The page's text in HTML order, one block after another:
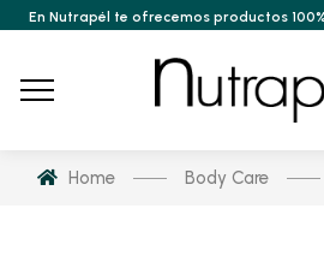
En Nutrapél te ofrecemos productos
Home Body Care